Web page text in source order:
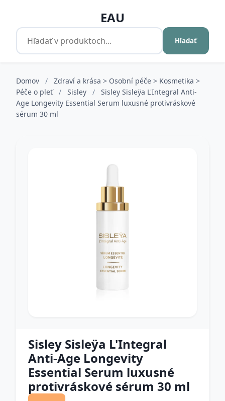
EAU
Hľadať
Domov /
Zdraví a krása > Osobní péče > Kosmetika >
Péče o pleť / Sisley /
Sisley Sisleÿa L'Integral Anti-
Age Longevity Essential Serum luxusné protivráskové
sérum 30 ml
Sisley Sisleÿa L'Integral
Anti-Age Longevity
Essential Serum luxusné
protivráskové sérum 30 ml